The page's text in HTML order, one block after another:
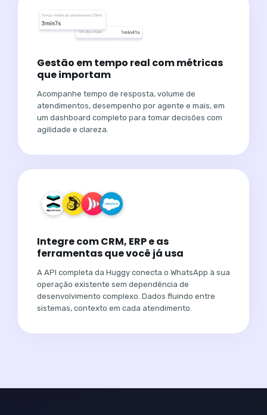
Gestão em tempo real com métricas
que importam
Acompanhe tempo de resposta, volume de
atendimentos, desempenho por agente e mais, em
um dashboard completo para tomar decisões com
agilidade e clareza.
Integre com CRM, ERP e as
ferramentas que você já usa
A API completa da Huggy conecta o WhatsApp à sua
operação existente sem dependência de
desenvolvimento complexo. Dados fluindo entre
sistemas, contexto em cada atendimento.